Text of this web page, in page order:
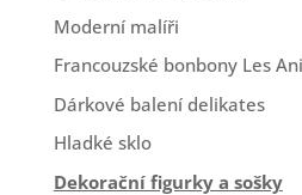
Moderní malíři
Francouzské bonbony Les
Dárkové balení delikates
Hladké sklo
Dekorační figurky a sošky